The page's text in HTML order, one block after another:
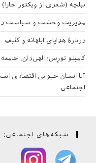
بیلچه (شعری از ویکتور خارا)
مدیریت وحشت و سیاست
دربارهٔ هدایای ابلهانه و کثیف
کامیلو تورِس؛ الهی‌دان،
آیا انسان حیوانی
اجتماعی
شبکه‌های اجتماعی: